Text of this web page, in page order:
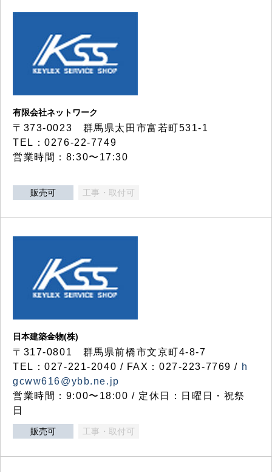
有限会社ネットワーク
〒373-0023 群馬県太田市富若町531-1
TEL：0276-22-7749
営業時間：8:30〜17:30
販売可 工事・取付可
日本建築金物(株)
〒317‐0801 群馬県前橋市文京町4-8-7
TEL：027-221-2040 / FAX：027-223-7769 / h
gcww616@ybb.ne.jp
営業時間：9:00〜18:00 / 定休日：日曜日・祝祭
日
販売可 工事・取付可